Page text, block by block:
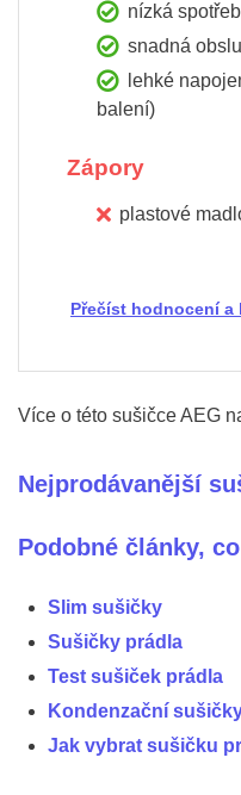
nízká
snadná
lehké
balení)
Zápory
plastové
Přečíst hodnocení a
Více o této sušičce AEG
Nejprodávanější
Podobné články,
Slim sušičky
Sušičky prádla
Test sušiček prádla
Kondenzační
Jak vybrat sušičku